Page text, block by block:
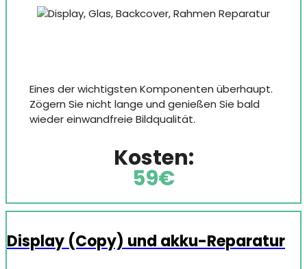
Eines der wichtigsten Komponenten überhaupt.
Zögern Sie nicht lange und genießen Sie bald
wieder einwandfreie Bildqualität.
Kosten:
59€
Display (Copy) und akku-Reparatur